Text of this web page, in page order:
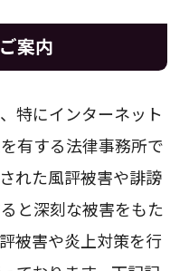
案内
特にインターネット
有する法律事務所で
れた風評被害や誹謗
と深刻な被害をもた
被害や炎上対策を行